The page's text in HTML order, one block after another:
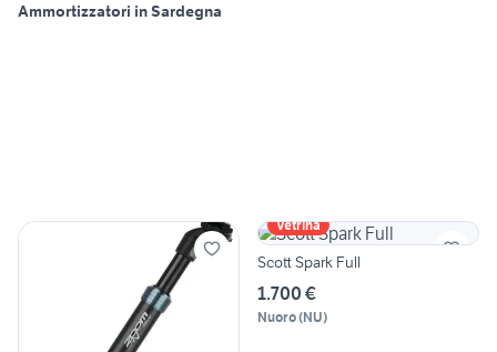
Ammortizzatori in Sardegna
Vetrina
Scott Spark Full
1.700 €
Nuoro(NU)